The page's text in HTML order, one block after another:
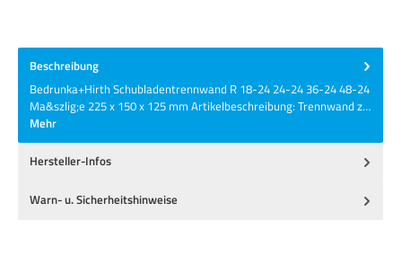
Beschreibung
Bedrunka+Hirth Schubladentrennwand R 18-24 24-24 36-24 48-24
Ma&szlig;e 225 x 150 x 125 mm Artikelbeschreibung: Trennwand z…
Mehr
Hersteller-Infos
Warn- u. Sicherheitshinweise